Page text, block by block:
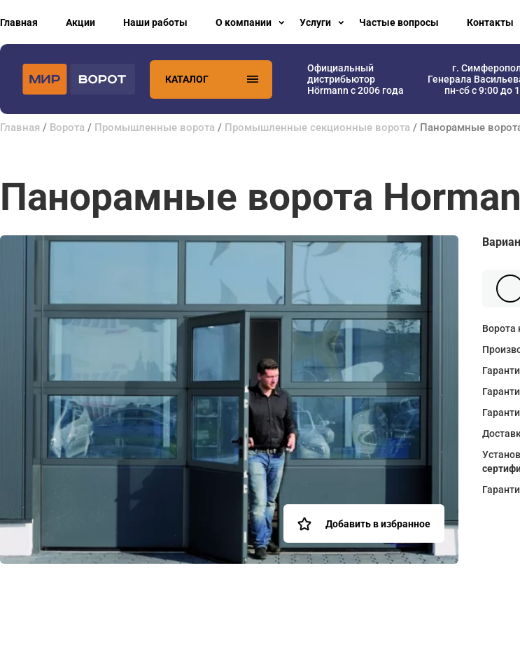
Главная Акции Наши работы О компании Услуги Частые вопросы Контакты
КАТАЛОГ
Официальный
дистрибьютор
Hörmann с 2006 года
г.
Генерала
пн-сб с 9:00 до
Главная / Ворота / Промышленные ворота / Промышленные секционные ворота / Панорамные
Панорамные ворота
Добавить в избранное
Ворота